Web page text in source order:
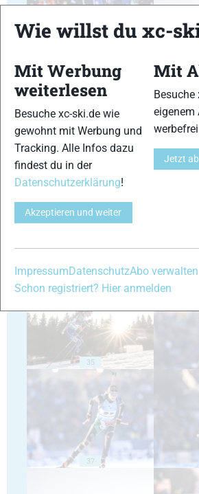
31
35
37
Wie willst du xc-
Mit Werbung
weiterlesen
Besuche xc-ski.de wie
gewohnt mit Werbung und
Tracking. Alle Infos dazu
findest du in der
Datenschutzerklärung!
Akzeptieren und weiter
Mit
eigenem
Jetzt
ImpressumDatenschutzAbo verwalten
Schon registriert? Hier anmelden